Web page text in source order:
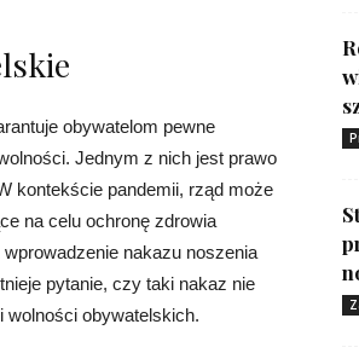
obywatelom pewne
Jednym z nich jest prawo
kontekście pandemii, rząd może
na celu ochronę zdrowia
nakazu noszenia
pytanie, czy taki nakaz nie
wolności obywatelskich.